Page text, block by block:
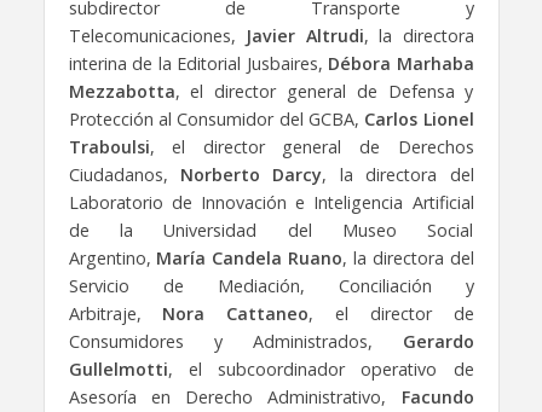
subdirector de Transporte y
Telecomunicaciones, Javier Altrudi, la directora
interina de la Editorial Jusbaires, Débora Marhaba
Mezzabotta, el director general de Defensa y
Protección al Consumidor del GCBA, Carlos Lionel
Traboulsi, el director general de Derechos
Ciudadanos, Norberto Darcy, la directora del
Laboratorio de Innovación e Inteligencia Artificial
de la Universidad del Museo Social
Argentino, María Candela Ruano, la directora del
Servicio de Mediación, Conciliación y
Arbitraje, Nora Cattaneo, el director de
Consumidores y Administrados, Gerardo
Gullelmotti, el subcoordinador operativo de
Asesoría en Derecho Administrativo, Facundo